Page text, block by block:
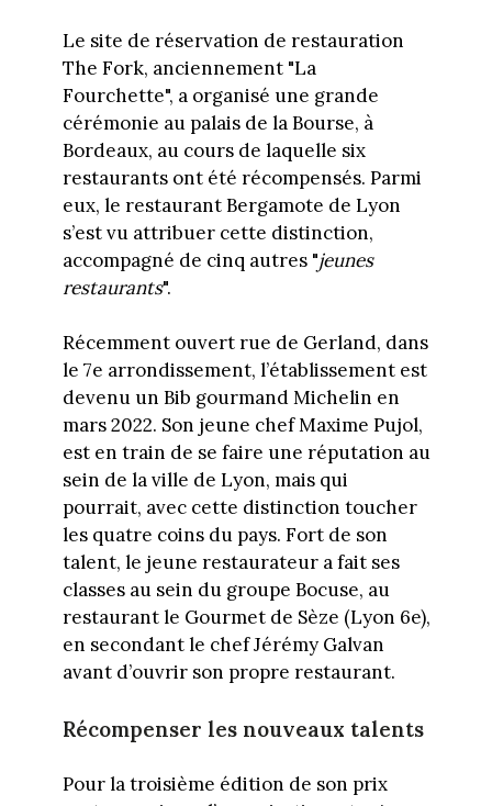
Le site de réservation de restauration
The Fork, anciennement "La
Fourchette", a organisé une grande
cérémonie au palais de la Bourse, à
Bordeaux, au cours de laquelle six
restaurants ont été récompensés. Parmi
eux, le restaurant Bergamote de Lyon
s’est vu attribuer cette distinction,
accompagné de cinq autres "jeunes
restaurants".
Récemment ouvert rue de Gerland, dans
le 7e arrondissement, l’établissement est
devenu un Bib gourmand Michelin en
mars 2022. Son jeune chef Maxime Pujol,
est en train de se faire une réputation au
sein de la ville de Lyon, mais qui
pourrait, avec cette distinction toucher
les quatre coins du pays. Fort de son
talent, le jeune restaurateur a fait ses
classes au sein du groupe Bocuse, au
restaurant le Gourmet de Sèze (Lyon 6e),
en secondant le chef Jérémy Galvan
avant d’ouvrir son propre restaurant.
Récompenser les nouveaux talents
Pour la troisième édition de son prix